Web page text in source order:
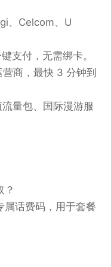
、Celcom、U
支付，无需绑卡。
商，最快 3 分钟到
量包、国际漫游服
？
属话费码，用于套餐